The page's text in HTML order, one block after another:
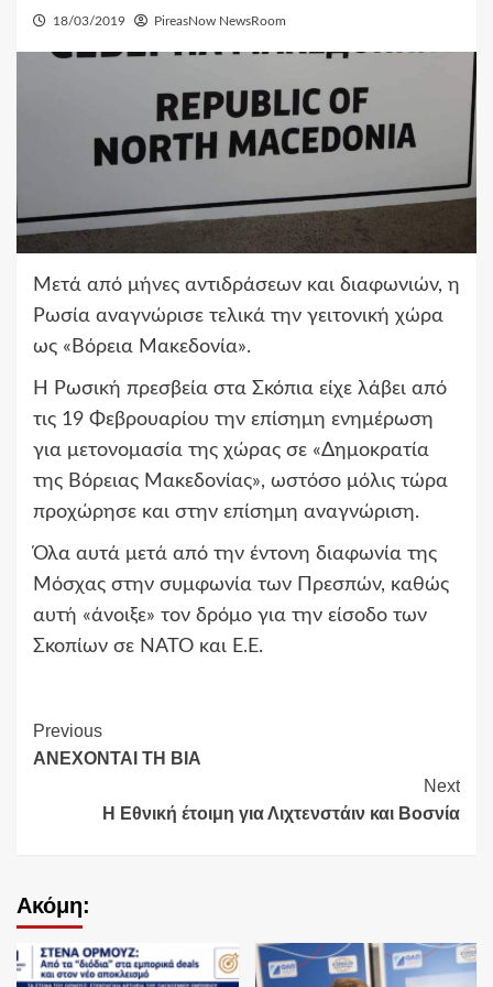
18/03/2019 PireasNow NewsRoom
Μετά από μήνες αντιδράσεων και διαφωνιών, η
Ρωσία αναγνώρισε τελικά την γειτονική χώρα
ως «Βόρεια Μακεδονία».
Η Ρωσική πρεσβεία στα Σκόπια είχε λάβει από
τις 19 Φεβρουαρίου την επίσημη ενημέρωση
για μετονομασία της χώρας σε «Δημοκρατία
της Βόρειας Μακεδονίας», ωστόσο μόλις τώρα
προχώρησε και στην επίσημη αναγνώριση.
Όλα αυτά μετά από την έντονη διαφωνία της
Μόσχας στην συμφωνία των Πρεσπών, καθώς
αυτή «άνοιξε» τον δρόμο για την είσοδο των
Σκοπίων σε ΝΑΤΟ και Ε.Ε.
Continue
Reading
Previous
ΑΝΕΧΟΝΤΑΙ ΤΗ ΒΙΑ
Next
Η Εθνική έτοιμη για Λιχτενστάιν και Βοσνία
Ακόμη: